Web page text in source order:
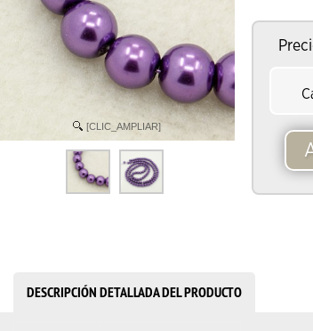
[CLIC_AMPLIAR]
DESCRIPCIÓN DETALLADA DEL PRODUCTO